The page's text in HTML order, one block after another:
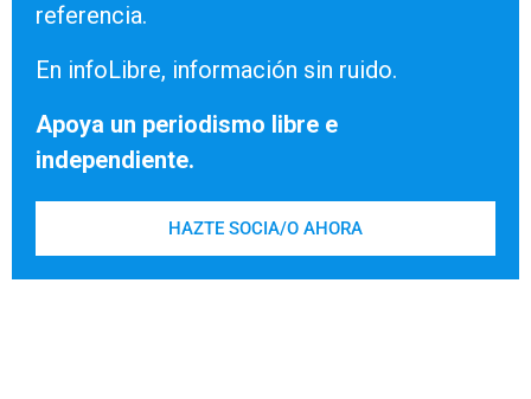
referencia.
En infoLibre, información sin ruido.
Apoya un periodismo libre e
independiente.
HAZTE SOCIA/O AHORA